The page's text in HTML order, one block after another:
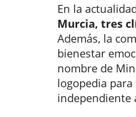
En la
Murcia, tres
Además, la
bienestar
nombre de
logopedia
independiente